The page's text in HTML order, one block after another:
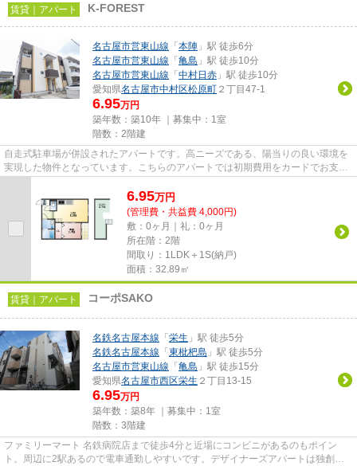
賃貸｜アパート K-FOREST
名古屋市営東山線 「 本陣 」駅 徒歩6分
名古屋市営東山線 「 亀島 」駅 徒歩10分
名古屋市営東山線 「 中村日赤 」駅 徒歩10分
愛知県名古屋市中村区松原町 ２丁目47-1
6.95万円
築年数：築10年 ｜募集中： 1室
階数：2階建
自走式駐車場が併設されたアパートです。高ニーズである、陽当りの良い環境を
実現した物件となっています。こちらのアパートでは初期費用をカードでお支払
6.95万円
(管理費・共益費 4,000円)
敷：0ヶ月｜礼：0ヶ月
所在階：2階
間取り：1LDK＋1S(納戸)
面積：32.89㎡
賃貸｜アパート コーポSAKO
名鉄名古屋本線 「 栄生 」駅 徒歩5分
名鉄名古屋本線 「 東枇杷島 」駅 徒歩5分
名古屋市営東山線 「 亀島 」駅 徒歩15分
愛知県名古屋市西区栄生 ２丁目13-15
6.95万円
築年数：築8年 ｜募集中： 1室
階数：3階建
ファミリーマート 名鉄病院店まで徒歩4分と近場にコンビニがあるのもポイン
ト。周辺に2駅あるので電車通勤しやすいです。デザイナーズアパートは独創的